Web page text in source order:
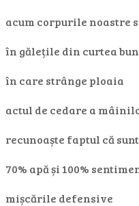
acum corpurile noastre
în gălețile din curtea
în care strânge ploaia
actul de cedare a
recunoaște faptul că
70% apă și 100%
mișcările defensive